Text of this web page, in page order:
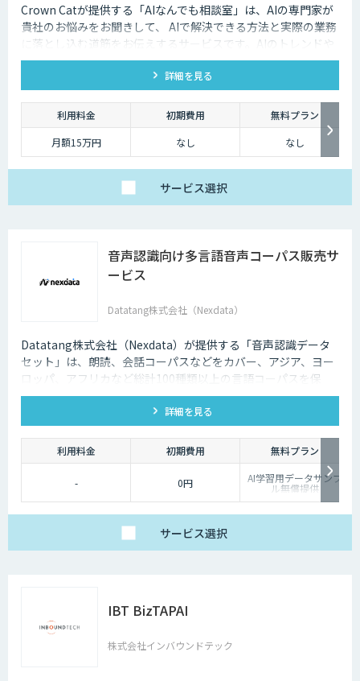
Crown Catが提供する「AIなんでも相談室」は、AIの専門家が
貴社のお悩みをお聞きして、 AIで解決できる方法と実際の業務
に落とし込む道筋をお伝えするサービスです。AIのトレンドや
最新の事例はもちろん、自社にあった活用を安価にクイックに
詳細を見る
利用料金 初期費用
無料プラン
月額15万円
なし なし
サービス選択
音声認識向け多言語音声コーパス販売サ
ービス
Datatang株式会社（Nexdata）
Datatang株式会社（Nexdata）が提供する「音声認識データ
セット」は、朗読、会話コーパスなどをカバー、アジア、ヨー
ロッパ、アフリカなど総計100種類以上の言語コーパスを保
有、様々な音声認識・合成タスクに対応可能です。
詳細を見る
利用料金 初期費用 無料プラン
- 0円 AI学習用データサンプ
ル無償提供
サービス選択
IBT BizTAPAI
株式会社インバウンドテック